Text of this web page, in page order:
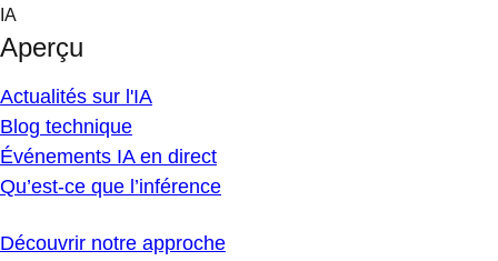
Skip
content
IA
Aperçu
Actualités sur l'IA
Blog technique
Événements IA en direct
Qu’est-ce que l’inférence
Découvrir notre approche